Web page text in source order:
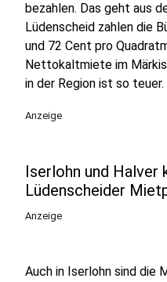
bezahlen. Das geht aus
Lüdenscheid zahlen die
und 72 Cent pro
Nettokaltmiete im
in der Region ist so teuer.
Anzeige
Iserlohn und Halver
Lüdenscheider
Anzeige
Auch in Iserlohn sind die